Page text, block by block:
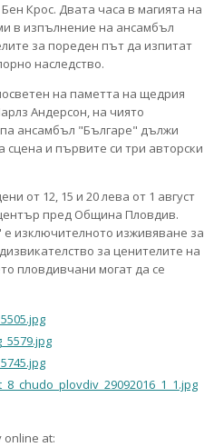
Крос. Двата часа в магията на
в изпълнение на ансамбъл
за пореден път да изпитат
наследство.
на паметта на щедрия
Андерсон, на чиято
ансамбъл "Българе" дължи
сцена и първите си три авторски
от 12, 15 и 20 лева от 1 август
пред Община Пловдив.
изключителното изживяване за
за ценителите на
пловдивчани могат да се
online at: